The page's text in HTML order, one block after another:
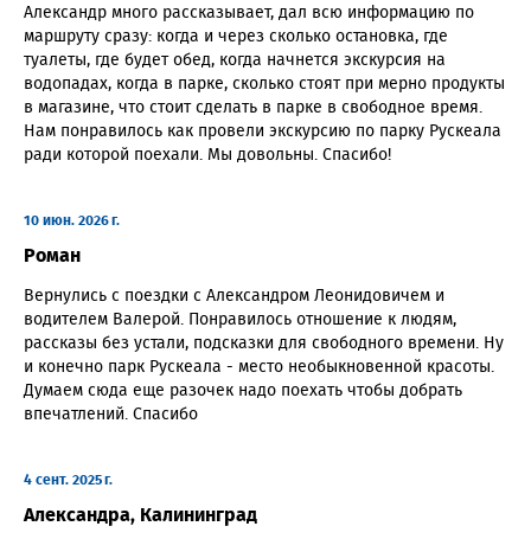
Александр много рассказывает, дал всю информацию по
маршруту сразу: когда и через сколько остановка, где
туалеты, где будет обед, когда начнется экскурсия на
водопадах, когда в парке, сколько стоят при мерно продукты
в магазине, что стоит сделать в парке в свободное время.
Нам понравилось как провели экскурсию по парку Рускеала
ради которой поехали. Мы довольны. Спасибо!
10 июн. 2026 г.
Роман
Вернулись с поездки с Александром Леонидовичем и
водителем Валерой. Понравилось отношение к людям,
рассказы без устали, подсказки для свободного времени. Ну
и конечно парк Рускеала - место необыкновенной красоты.
Думаем сюда еще разочек надо поехать чтобы добрать
впечатлений. Спасибо
4 сент. 2025 г.
Александра, Калининград